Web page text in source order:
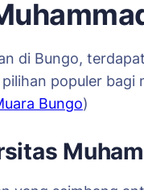
di Bungo,
populer
Bungo)